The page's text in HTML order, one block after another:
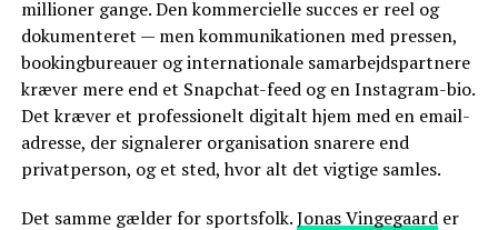
millioner gange. Den kommercielle succes er reel og
dokumenteret — men kommunikationen med pressen,
bookingbureauer og internationale samarbejdspartnere
kræver mere end et Snapchat-feed og en Instagram-bio.
Det kræver et professionelt digitalt hjem med en email-
adresse, der signalerer organisation snarere end
privatperson, og et sted, hvor alt det vigtige samles.
Det samme gælder for sportsfolk.Jonas Vingegaarder